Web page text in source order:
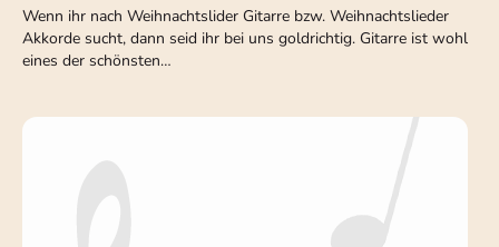
Wenn ihr nach Weihnachtslider Gitarre bzw. Weihnachtslieder
Akkorde sucht, dann seid ihr bei uns goldrichtig. Gitarre ist wohl
eines der schönsten…